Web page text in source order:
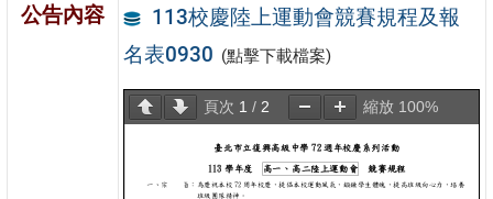
公告內容
113校慶陸上運動會競賽規程及報
名表0930 (點擊下載檔案)
頁次 1 / 2 縮放 100%